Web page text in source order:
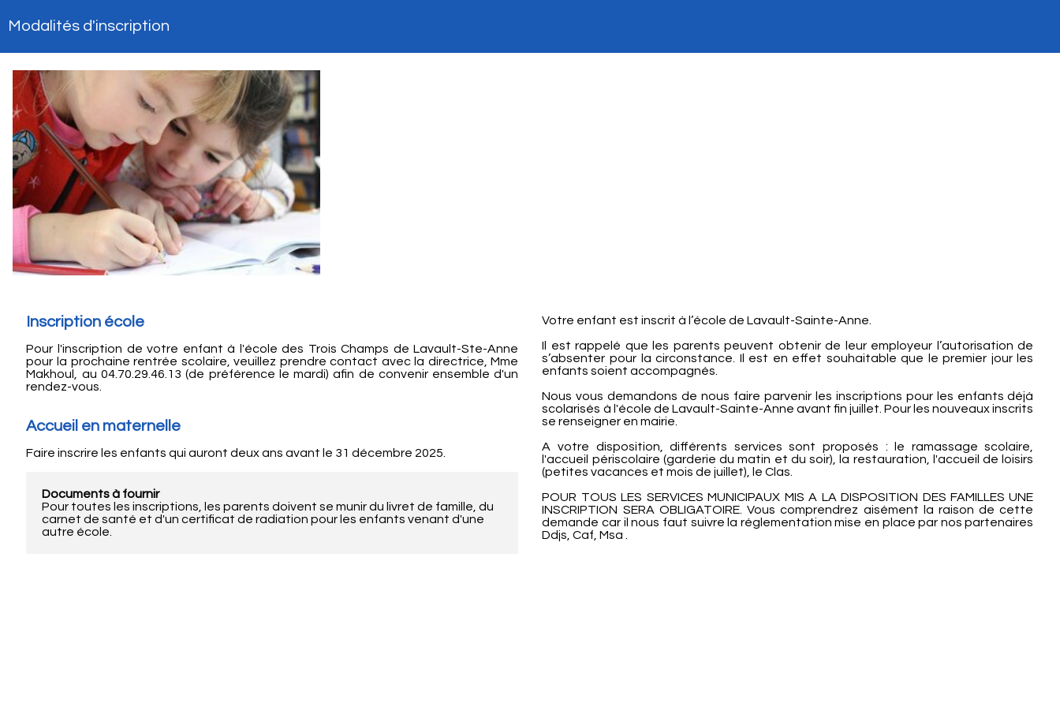
Modalités d'inscription
Inscription école
Pour l'inscription de votre enfant à l'école des Trois Champs de Lavault-Ste-Anne
pour la prochaine rentrée scolaire, veuillez prendre contact avec la directrice, Mme
Makhoul, au 04.70.29.46.13 (de préférence le mardi) afin de convenir ensemble d'un
rendez-vous.
Accueil en maternelle
Faire inscrire les enfants qui auront deux ans avant le 31 décembre 2025.
Documents à fournir
Pour toutes les inscriptions, les parents doivent se munir du livret de famille, du
carnet de santé et d'un certificat de radiation pour les enfants venant d'une
autre école.
Votre enfant est inscrit à l’école de Lavault-Sainte-Anne.
Il est rappelé que les parents peuvent obtenir de leur employeur l’autorisation de
s’absenter pour la circonstance. Il est en effet souhaitable que le premier jour les
enfants soient accompagnés.
Nous vous demandons de nous faire parvenir les inscriptions pour les enfants déjà
scolarisés à l'école de Lavault-Sainte-Anne avant fin juillet. Pour les nouveaux inscrits
se renseigner en mairie.
A votre disposition, différents services sont proposés : le ramassage scolaire,
l'accueil périscolaire (garderie du matin et du soir), la restauration, l'accueil de loisirs
(petites vacances et mois de juillet), le Clas.
POUR TOUS LES SERVICES MUNICIPAUX MIS A LA DISPOSITION DES FAMILLES UNE
INSCRIPTION SERA OBLIGATOIRE. Vous comprendrez aisément la raison de cette
demande car il nous faut suivre la réglementation mise en place par nos partenaires
Ddjs, Caf, Msa .